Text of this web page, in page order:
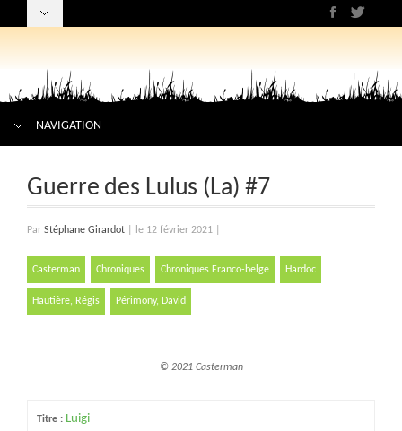
NAVIGATION
Guerre des Lulus (La) #7
Par Stéphane Girardot le 12 février 2021
Casterman Chroniques Chroniques Franco-belge Hardoc
Hautière, Régis Périmony, David
© 2021 Casterman
Titre : Luigi